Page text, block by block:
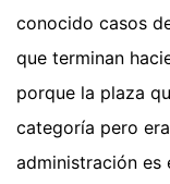
conocido casos
que terminan
porque la plaza
categoría pero
administración es